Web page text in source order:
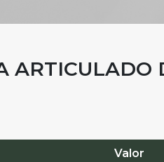
ARTICULADO
Valor